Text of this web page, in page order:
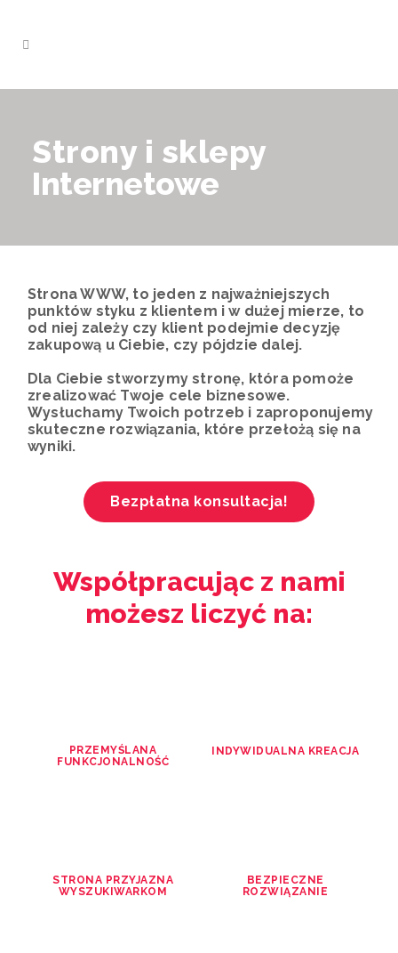
Strony i sklepy
Internetowe
Strona WWW, to jeden z najważniejszych
punktów styku z klientem i w dużej mierze, to
od niej zależy czy klient podejmie decyzję
zakupową u Ciebie, czy pójdzie dalej.
Dla Ciebie stworzymy stronę, która pomoże
zrealizować Twoje cele biznesowe.
Wysłuchamy Twoich potrzeb i zaproponujemy
skuteczne rozwiązania, które przełożą się na
wyniki.
Bezpłatna konsultacja!
Współpracując z nami
możesz liczyć na:
PRZEMYŚLANA
FUNKCJONALNOŚĆ
INDYWIDUALNA KREACJA
STRONA PRZYJAZNA
WYSZUKIWARKOM
BEZPIECZNE
ROZWIĄZANIE